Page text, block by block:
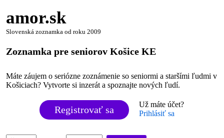
amor.sk
Slovenská zoznamka od roku 2009
Zoznamka pre seniorov Košice KE
Máte záujem o seriózne zoznámenie so seniormi a staršími ľudmi v
Košiciach? Vytvorte si inzerát a spoznajte nových ľudí.
Registrovať sa
Už máte účet?
Prihlásiť sa